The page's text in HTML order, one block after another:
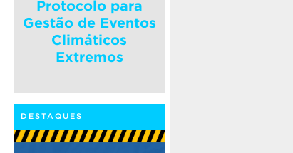
Protocolo para
Gestão de Eventos
Climáticos
Extremos
DESTAQUES